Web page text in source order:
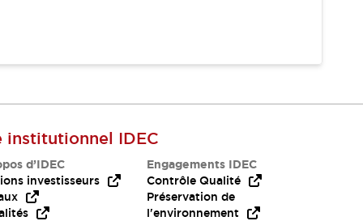
institutionnel IDEC
d’IDEC
investisseurs
Engagements IDEC
Contrôle Qualité
Préservation de
l'environnement